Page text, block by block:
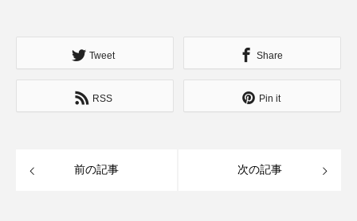
Tweet Share
RSS Pin it
前の記事 次の記事